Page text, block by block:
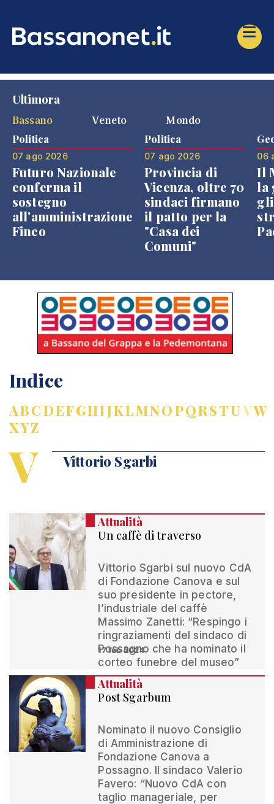
Ultimora
Bassano
Veneto Mondo
Politica
07 ago 2026
Futuro Nazionale
conferma il
sostegno
all'amministrazione
Finco
Politica
07 ago 2026
Provincia di
Vicenza, oltre 70
sindaci firmano
il patto per la
"Casa dei
Comuni"
06
Il
la
Indice
ABCDEFGHIJKLMNOPQRSTUVW
XYZ
V Vittorio Sgarbi
Attualità
Un caffè di traverso
Vittorio Sgarbi sul nuovo CdA
di Fondazione Canova e sul
suo presidente in pectore,
l’industriale del caffè
Massimo Zanetti: “Respingo i
ringraziamenti del sindaco di
Possagno che ha nominato il
corteo funebre del museo”
17 feb 2024
Attualità
Post Sgarbum
Nominato il nuovo Consiglio
di Amministrazione di
Fondazione Canova a
Possagno. Il sindaco Valerio
Favero: “Nuovo CdA con
taglio manageriale, per